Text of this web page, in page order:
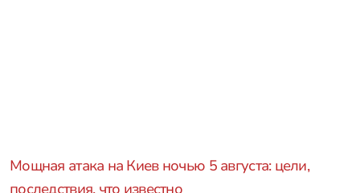
Мощная атака на Киев ночью 5 августа: цели,
последствия, что известно